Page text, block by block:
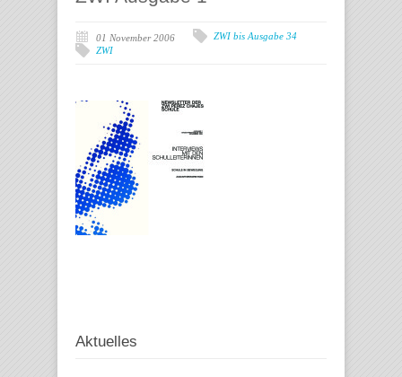
01 November 2006
ZWI bis Ausgabe 34
ZWI
Aktuelles